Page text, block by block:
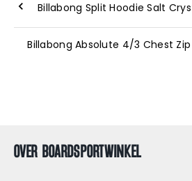
Billabong Split Hoodie Salt
Billabong Absolute 4/3 Chest Zip
OVER BOARDSPORTWINKEL